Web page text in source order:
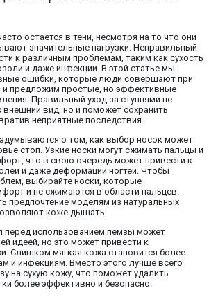
остается в тени, несмотря на то что они
значительные нагрузки. Неправильный
к различным проблемам, таким как сухость
и даже инфекции. В этой статье мы
ошибки, которые люди совершают при
и предложим простые, но эффективные
Правильный уход за ступнями не
внешний вид, но и поможет сохранить
неприятные последствия.
о том, как выбор носок может
стоп. Узкие носки могут сжимать пальцы и
что в свою очередь может привести к
и даже деформации ногтей. Чтобы
выбирайте носки, которые
и не сжимаются в области пальцев.
предпочтение моделям из натуральных
коже дышать.
перед использованием пемзы может
идеей, но это может привести к
Слишком мягкая кожа становится более
и инфекциям. Вместо этого лучше всего
на сухую кожу, что поможет удалить
более эффективно и безопасно.